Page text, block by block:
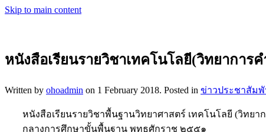
Skip to main content
หนังสือเรียนรายวิชาเทคโนโลยี(วิทยาการ
Written by ohoadmin on 1 February 2018. Posted in ข่าวประชาสัม
หนังสือเรียนรายวิชาพื้นฐานวิทยาศาสตร์ เทคโนโลยี (วิทย
กลางการศึกษาขั้นพื้นฐาน พุทธศักราช ๒๕๕๑